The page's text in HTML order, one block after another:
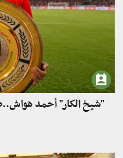
"شيخ الكار" أحمد